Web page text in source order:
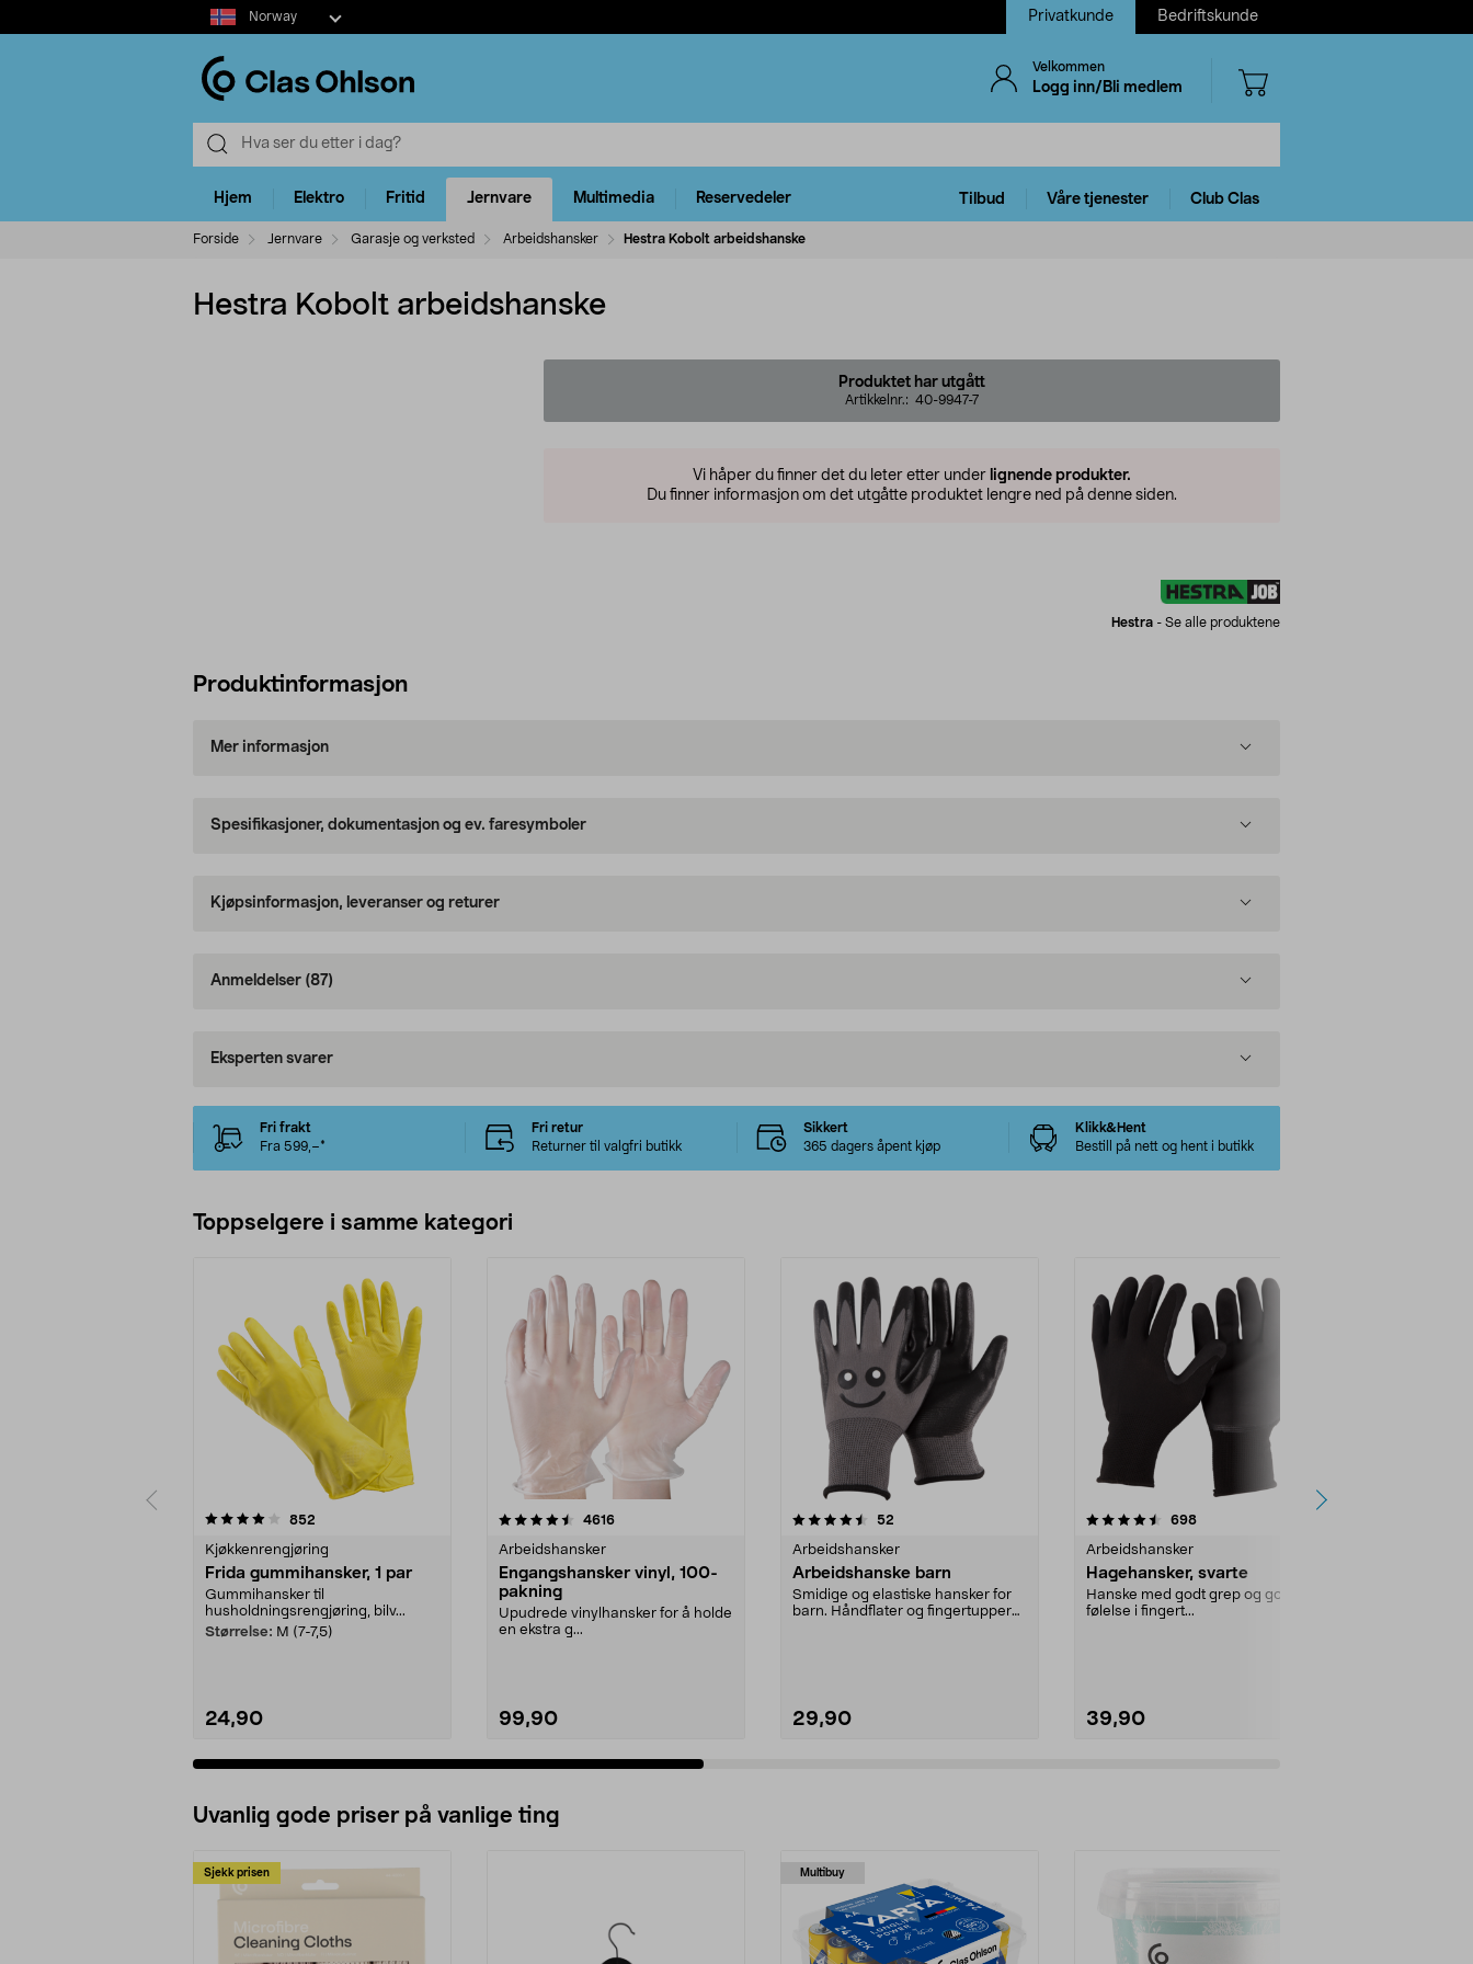
Select
market
Norway Privatkunde Bedriftskunde
Velkommen
Logg inn/Bli medlem
Hjem Elektro Fritid Jernvare Multimedia Reservedeler Tilbud Våre tjenester Club Clas
Forside Jernvare Garasje og verksted Arbeidshansker Hestra Kobolt arbeidshanske
Hestra Kobolt arbeidshanske
Produktet har utgått
Artikkelnr.: 40-9947-7
Vi håper du finner det du leter etter under lignende produkter.
Du finner informasjon om det utgåtte produktet lengre ned på denne siden.
Hestra - Se alle produktene
Produktinformasjon
Mer informasjon
Spesifikasjoner, dokumentasjon og ev. faresymboler
Kjøpsinformasjon, leveranser og returer
Anmeldelser (87)
Eksperten svarer
Fri frakt
Fra 599,–*
Fri retur
Returner til valgfri butikk
Sikkert
365 dagers åpent kjøp
Klikk&Hent
Bestill på nett og hent i butikk
Toppselgere i samme kategori
852
Kjøkkenrengjøring
Frida gummihansker, 1 par
Gummihansker til
husholdningsrengjøring, bilv...
Størrelse: M (7-7,5)
24,90
4.5 av 5 stjerner 4616anmeldelser
Arbeidshansker
Engangshansker vinyl, 100-
pakning
Upudrede vinylhansker for å holde
en ekstra g...
99,90
4.5 av 5 stjerner 52
Arbeidshansker
Arbeidshanske barn
Smidige og elastiske hansker for
barn. Håndflater og fingertupper
29,90
4.5 av 5 stjerner 698anmeldelser
Arbeidshansker
Hagehansker, svarte
Hanske med godt grep og god
følelse i fingert...
39,90
4.0 av 5 stjerner
Uvanlig gode priser på vanlige ting
Sjekk prisen Multibuy